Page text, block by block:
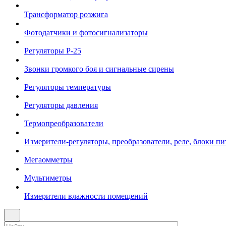
Трансформатор розжига
Фотодатчики и фотосигнализаторы
Регуляторы Р-25
Звонки громкого боя и сигнальные сирены
Регуляторы температуры
Регуляторы давления
Термопреобразователи
Измерители-регуляторы, преобразователи, реле, блоки
Мегаомметры
Мультиметры
Измерители влажности помещений